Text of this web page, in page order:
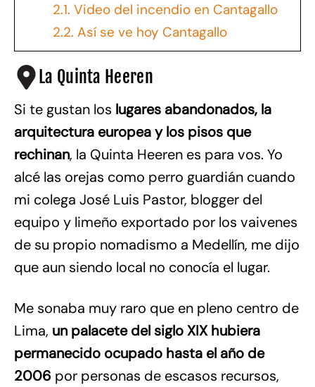
2.1. Video del incendio en Cantagallo
2.2. Así se ve hoy Cantagallo
La Quinta Heeren
Si te gustan los lugares abandonados, la
arquitectura europea y los pisos que
rechinan, la Quinta Heeren es para vos. Yo
alcé las orejas como perro guardián cuando
mi colega José Luis Pastor, blogger del
equipo y limeño exportado por los vaivenes
de su propio nomadismo a Medellín, me dijo
que aun siendo local no conocía el lugar.
Me sonaba muy raro que en pleno centro de
Lima, un palacete del siglo XIX hubiera
permanecido ocupado hasta el año de
2006 por personas de escasos recursos,